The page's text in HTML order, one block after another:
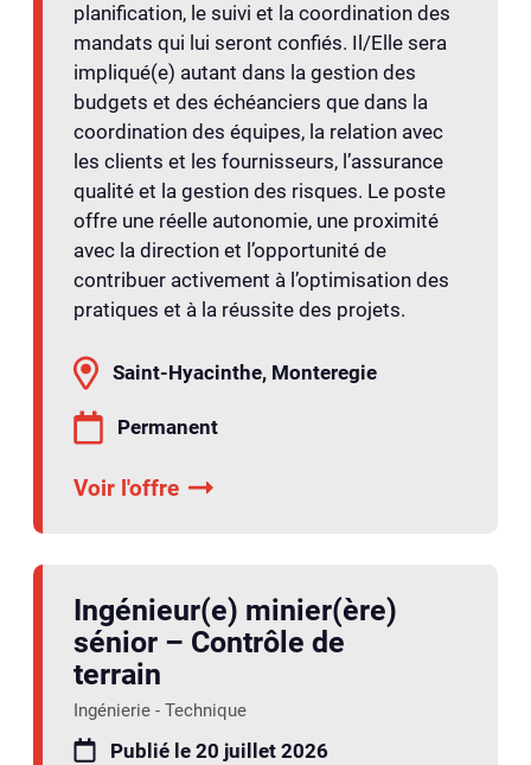
planification, le suivi et la coordination des
mandats qui lui seront confiés. Il/Elle sera
impliqué(e) autant dans la gestion des
budgets et des échéanciers que dans la
coordination des équipes, la relation avec
les clients et les fournisseurs, l’assurance
qualité et la gestion des risques. Le poste
offre une réelle autonomie, une proximité
avec la direction et l’opportunité de
contribuer activement à l’optimisation des
pratiques et à la réussite des projets.
Saint-Hyacinthe, Monteregie
Permanent
Voir l'offre
Ingénieur(e) minier(ère)
sénior – Contrôle de
terrain
Ingénierie - Technique
Publié le 20 juillet 2026